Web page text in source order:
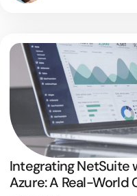
Integrating NetSuite
Azure: A Real-World